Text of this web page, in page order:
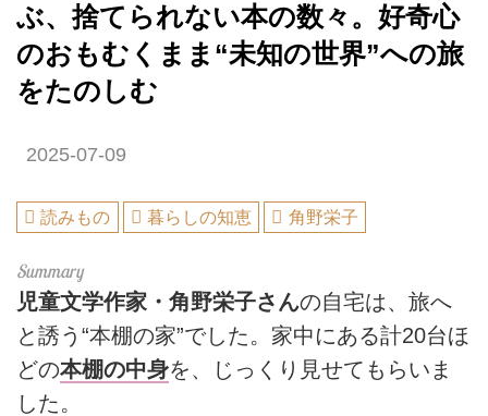
ぶ、捨てられない本の数々。好奇心
のおもむくまま“未知の世界”への旅
をたのしむ
2025-07-09
読みもの 暮らしの知恵 角野栄子
児童文学作家・角野栄子さんの自宅は、旅へ
と誘う“本棚の家”でした。家中にある計20台ほ
どの本棚の中身を、じっくり見せてもらいま
した。